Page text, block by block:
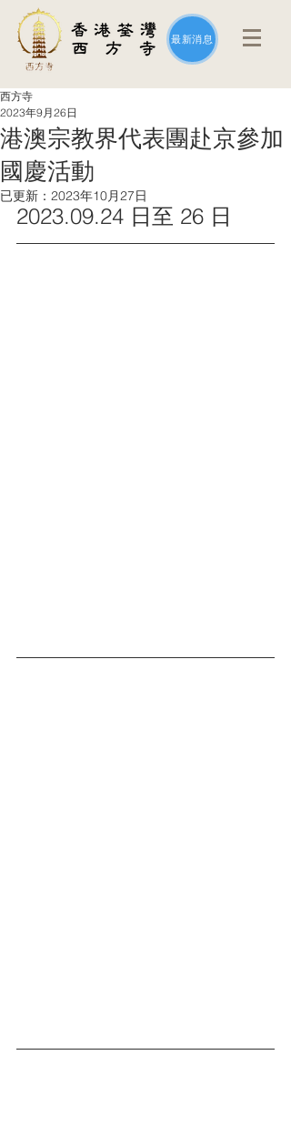
最新消息
港澳宗教界代表團赴京參加
國慶活動
西方寺
2023年9月26日
已更新： 2023年10月27日
2023.09.24 日至 26 日